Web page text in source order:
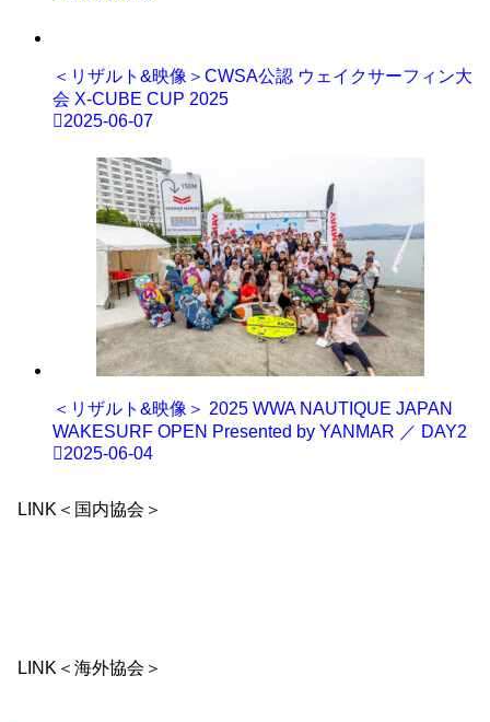
＜リザルト&映像＞CWSA公認 ウェイクサーフィン大
会 X-CUBE CUP 2025
2025-06-07
＜リザルト&映像＞ 2025 WWA NAUTIQUE JAPAN
WAKESURF OPEN Presented by YANMAR ／ DAY2
2025-06-04
LINK＜国内協会＞
LINK＜海外協会＞